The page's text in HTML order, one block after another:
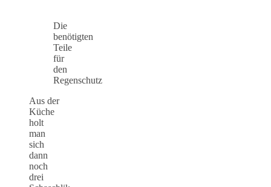
Die
benötigten
Teile
für
den
Regenschutz
Aus der
Küche
holt
man
sich
dann
noch
drei